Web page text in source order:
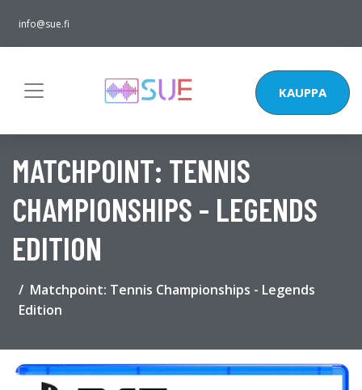
info@sue.fi
KAUPPA
MATCHPOINT: TENNIS
CHAMPIONSHIPS - LEGENDS
EDITION
Matchpoint: Tennis Championships - Legends
Edition